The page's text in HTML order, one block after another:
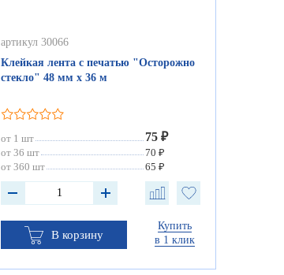
артикул 30066
Клейкая лента с печатью "Осторожно
стекло" 48 мм х 36 м
от 1 шт 75 ₽
от 36 шт
70 ₽
от 360 шт
65 ₽
В корзину
Купить
в 1 клик